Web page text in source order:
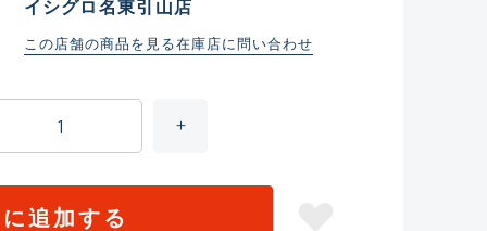
イシグロ名東引山店
この店舗の商品を見る在庫店に問い合わせ
追加する